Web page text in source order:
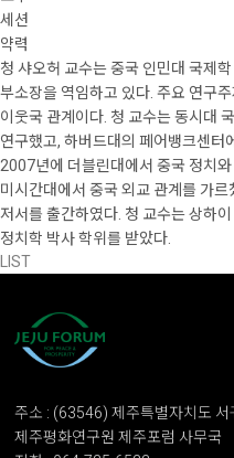
세션
약력
청 샤오허 교수는 중국 인민대 국제
부소장을 역임하고 있다. 주요 연구
이웃국 관계이다. 청 교수는 동시대
연구했고, 하버드대의 페어뱅크센
2007년에 더블린대에서 중국 정치
미시간대에서 중국 외교 관계를 가
저서를 출간하였다. 청 교수는 상하
정치학 박사 학위를 받았다.
LIST
주소 : (63546) 제주특별자치도
제주평화연구원 제주포럼 사무국